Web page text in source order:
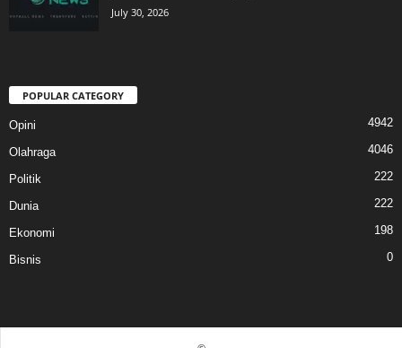
July 30, 2026
POPULAR CATEGORY
Opini 4942
Olahraga 4046
Politik 222
Dunia 222
Ekonomi 198
Bisnis 0